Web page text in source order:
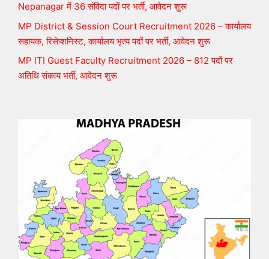
Nepanagar में 36 संविदा पदों पर भर्ती, आवेदन शुरू
MP District & Session Court Recruitment 2026 – कार्यालय
सहायक, रिसेप्शनिस्ट, कार्यालय भृत्य पदों पर भर्ती, आवेदन शुरू
MP ITI Guest Faculty Recruitment 2026 – 812 पदों पर
अतिथि संकाय भर्ती, आवेदन शुरू